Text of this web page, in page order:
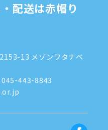
(8)
(2)
(3)
(8)
(3)
配送は赤帽り
13 メゾンワタナベ
443-8843